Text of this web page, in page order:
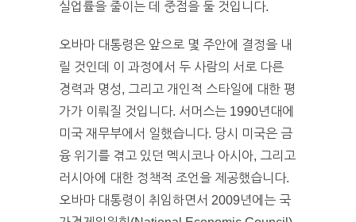
실업률을 줄이는 데 중점을 둘 것입니다.
오바마 대통령은 앞으로 몇 주안에 결정을 내
릴 것인데 이 과정에서 두 사람의 서로 다른
경력과 명성, 그리고 개인적 스타일에 대한 평
가가 이뤄질 것입니다. 서머스는 1990년대에
미국 재무부에서 일했습니다. 당시 미국은 금
융 위기를 겪고 있던 멕시코나 아시아, 그리고
러시아에 대한 정책적 조언을 제공했습니다.
오바마 대통령이 취임하면서 2009년에는 국